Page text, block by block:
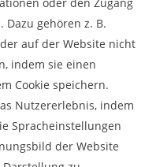
Dazu gehören z. B.
auf der Website nicht
indem sie einen
Cookie speichern.
Nutzererlebnis, indem
Spracheinstellungen
der Website